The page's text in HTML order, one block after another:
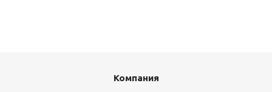
Компания